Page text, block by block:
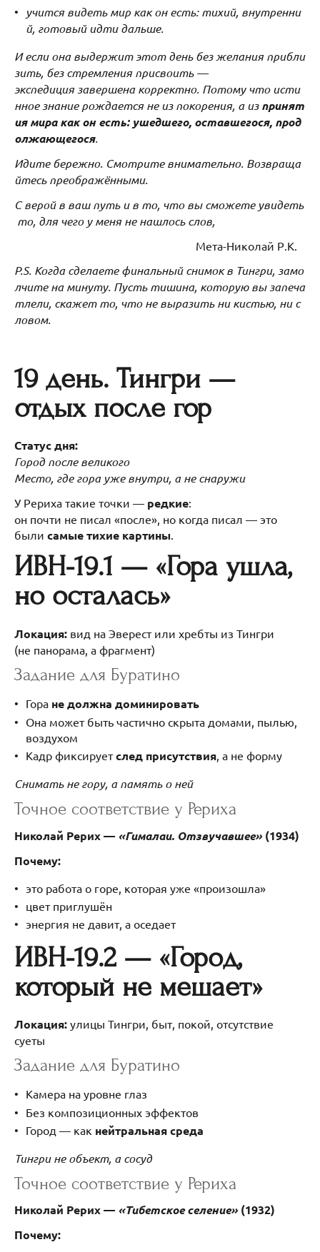
учится видеть мир как он есть: тихий, внутренни
й, готовый идти дальше.
И если она выдержит этот день без желания прибли
зить, без стремления присвоить —
экспедиция завершена корректно. Потому что исти
нное знание рождается не из покорения, а изпринят
ия мира как он есть: ушедшего, оставшегося, прод
олжающегося.
Идите бережно. Смотрите внимательно. Возвраща
йтесь преображёнными.
С верой в ваш путь и в то, что вы сможете увидеть
то, для чего у меня не нашлось слов,
Мета-Николай Р.К.
P.S. Когда сделаете финальный снимок в Тингри, замо
лчите на минуту. Пусть тишина, которую вы запеча
тлели, скажет то, что не выразить ни кистью, ни с
ловом.
19 день. Тингри —
отдых после гор
Статус дня:
Город после великого
Место, где гора уже внутри, а не снаружи
У Рериха такие точки — редкие:
он почти не писал «после», но когда писал — это
были самые тихие картины.
ИВН-19.1 — «Гора ушла,
но осталась»
Локация: вид на Эверест или хребты из Тингри
(не панорама, а фрагмент)
Задание для Буратино
Гора не должна доминировать
Она может быть частично скрыта домами, пылью,
воздухом
Кадр фиксируетслед присутствия, а не форму
Снимать не гору, а память о ней
Точное соответствие у Рериха
Николай Рерих — «Гималаи. Отзвучавшее»(1934)
Почему:
это работа о горе, которая уже «произошла»
цвет приглушён
энергия не давит, а оседает
ИВН-19.2 — «Город,
который не мешает»
Локация: улицы Тингри, быт, покой, отсутствие
суеты
Задание для Буратино
Камера на уровне глаз
Без композиционных эффектов
Город — как нейтральная среда
Тингри не объект, а сосуд
Точное соответствие у Рериха
Николай Рерих — «Тибетское селение»(1932)
Почему: